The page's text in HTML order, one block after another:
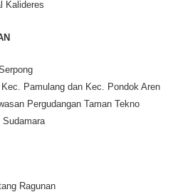
Kalideres
Pamulang dan Kec. Pondok Aren
Pergudangan Taman Tekno
Ragunan